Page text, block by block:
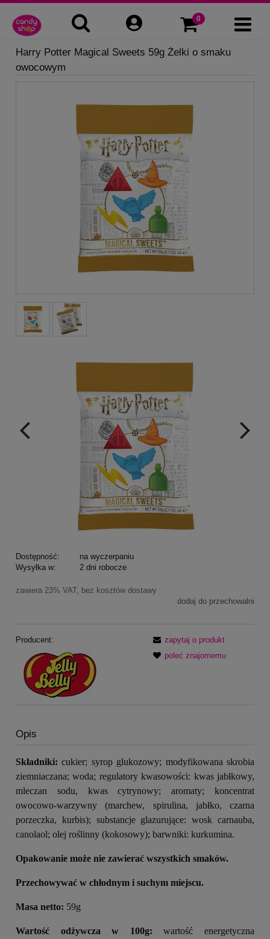
Harry Potter Magical Sweets 59g Żelki o smaku
owocowym
Dostępność:
na wyczerpaniu
Wysyłka w:
2 dni robocze
zawiera 23% VAT, bez kosztów dostawy
dodaj do przechowalni
Producent:
zapytaj o produkt
poleć znajomemu
Opis
Składniki: cukier; syrop glukozowy; modyfikowana skrobia
ziemniaczana; woda; regulatory kwasowości: kwas jabłkowy,
mleczan sodu, kwas cytrynowy; aromaty; koncentrat
owocowo-warzywny (marchew, spirulina, jabłko, czarna
porzeczka, kurbis); substancje glazurujące: wosk carnauba,
canolaol; olej roślinny (kokosowy); barwniki: kurkumina.
Opakowanie może nie zawierać wszystkich smaków.
Przechowywać w chłodnym i suchym miejscu.
Masa netto: 59g
Wartość odżywcza w 100g: wartość energetyczna